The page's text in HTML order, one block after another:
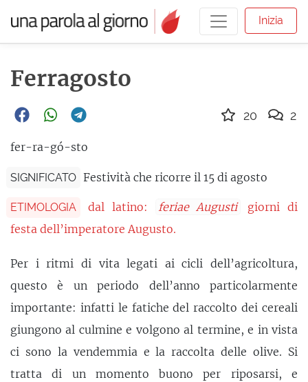
Inizia
Ferragosto
fer-ra-gó-sto
SIGNIFICATO Festività che ricorre il 15 di agosto
ETIMOLOGIA dal latino: feriae Augusti
giorni di
festa dell’imperatore Augusto.
Per i ritmi di vita legati ai cicli dell’agricoltura,
questo è un periodo dell’anno particolarmente
importante: infatti le fatiche del raccolto dei cereali
giungono al culmine e volgono al termine, e in vista
ci sono la vendemmia e la raccolta delle olive. Si
tratta di un momento buono per riposarsi, e
20 2